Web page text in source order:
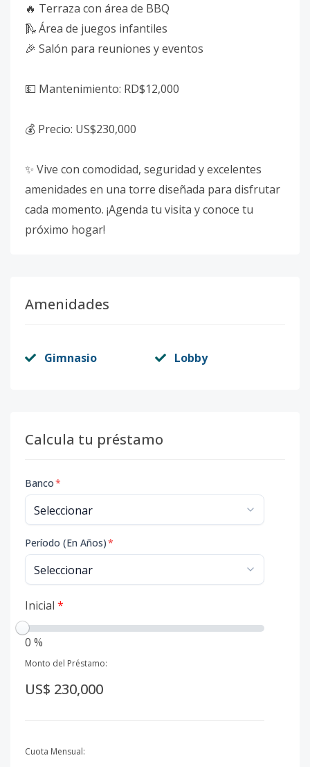
🔥 Terraza con área de BBQ
🛝 Área de juegos infantiles
🎉 Salón para reuniones y eventos
💵 Mantenimiento: RD$12,000
💰 Precio: US$230,000
✨ Vive con comodidad, seguridad y excelentes
amenidades en una torre diseñada para disfrutar
cada momento. ¡Agenda tu visita y conoce tu
próximo hogar!
Amenidades
Gimnasio Lobby
Calcula tu préstamo
Banco*
Período (En Años)*
Inicial *
0 %
Monto del Préstamo:
US$ 230,000
Cuota Mensual: